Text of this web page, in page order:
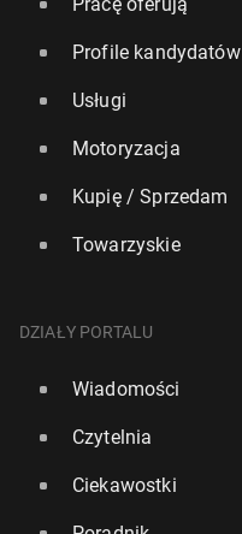
Profile kandydatów
Usługi
Motoryzacja
Kupię / Sprzedam
Towarzyskie
DZIAŁY PORTALU
Wiadomości
Czytelnia
Ciekawostki